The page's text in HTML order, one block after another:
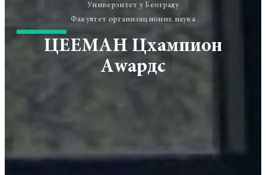
Универзитет у Београду
Факултет организационих наука
ЦЕЕМАН Цхампион
Аwардс